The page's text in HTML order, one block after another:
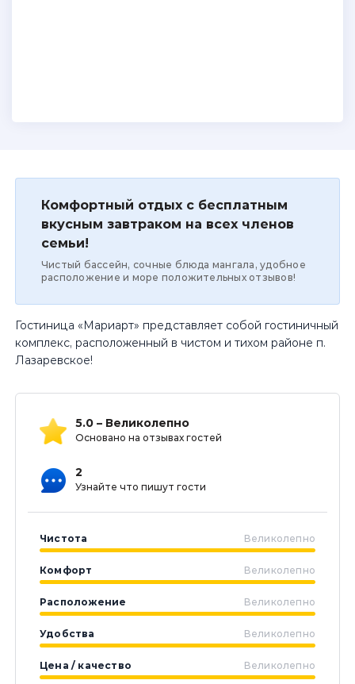
Комфортный отдых с бесплатным
вкусным завтраком на всех членов
семьи!
Чистый бассейн, сочные блюда мангала, удобное
расположение и море положительных отзывов!
Гостиница «Мариарт» представляет собой гостиничный
комплекс, расположенный в чистом и тихом районе п.
Лазаревское!
5.0 – Великолепно
Основано на отзывах гостей
2
Узнайте что пишут гости
Чистота Великолепно
Комфорт Великолепно
Расположение Великолепно
Удобства Великолепно
Цена / качество Великолепно